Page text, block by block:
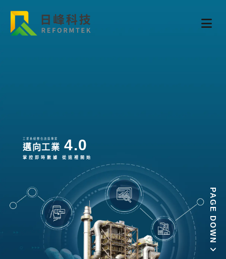
工業系統整合改造專家
邁向工業 4.0
掌控即時數據 從這裡開始
PAGE DOWN